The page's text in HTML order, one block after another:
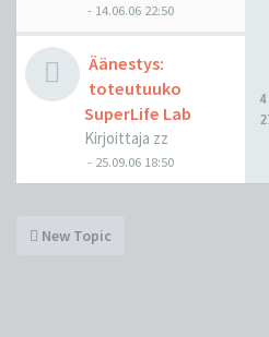
- 14.06.06 22:50
Äänestys:
toteutuuko
SuperLife Lab
Kirjoittaja zz
- 25.09.06 18:50
New Topic